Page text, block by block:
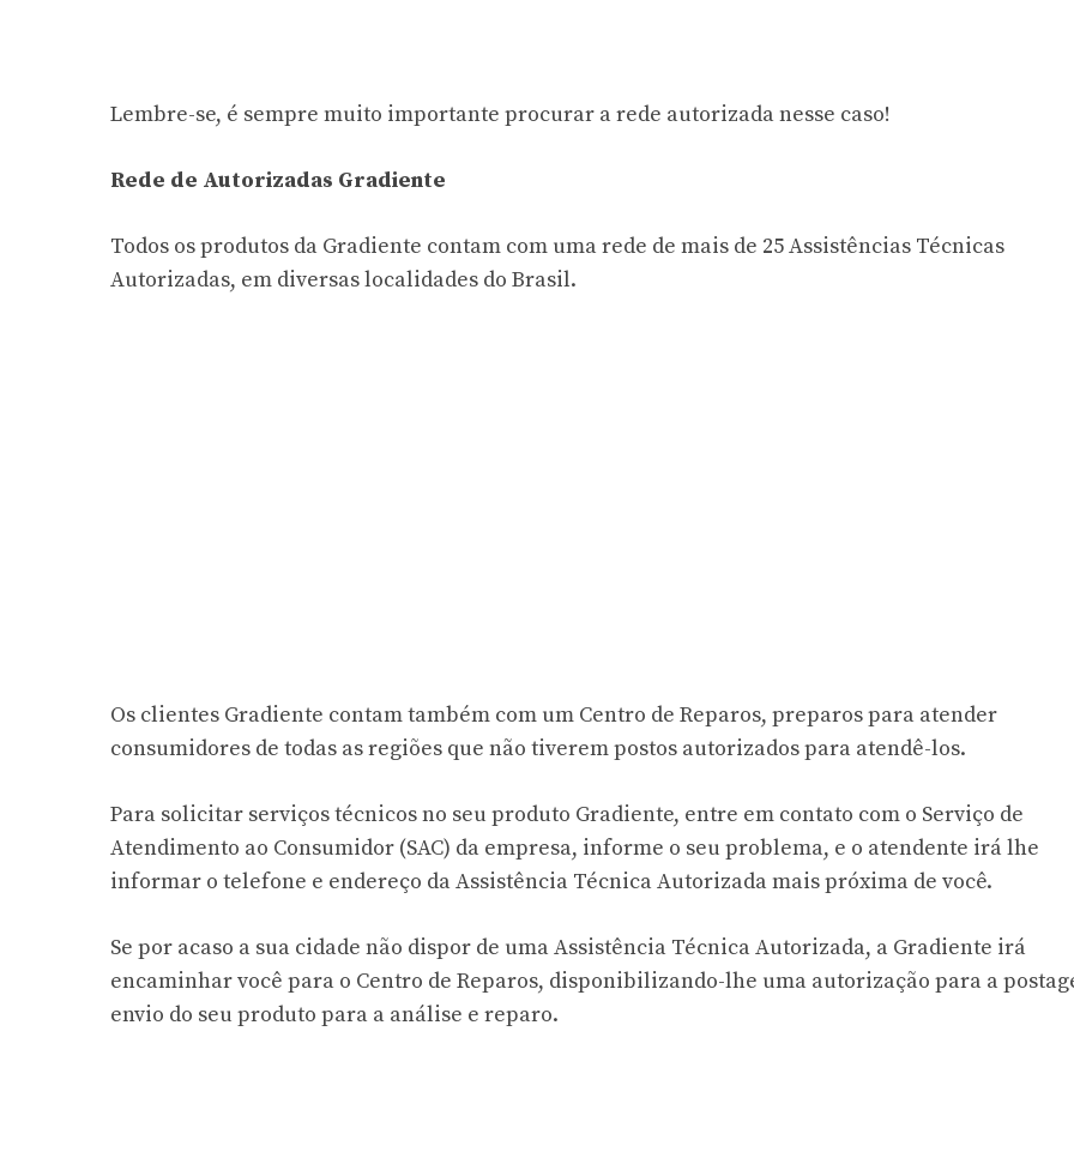
Lembre-se, é sempre muito importante procurar a rede autorizada nesse caso!
Rede de Autorizadas Gradiente
Todos os produtos da Gradiente contam com uma rede de mais de 25 Assistências Técnicas
Autorizadas, em diversas localidades do Brasil.
Os clientes Gradiente contam também com um Centro de Reparos, preparos para atender
consumidores de todas as regiões que não tiverem postos autorizados para atendê-los.
Para solicitar serviços técnicos no seu produto Gradiente, entre em contato com o Serviço de
Atendimento ao Consumidor (SAC) da empresa, informe o seu problema, e o atendente irá lhe
informar o telefone e endereço da Assistência Técnica Autorizada mais próxima de você.
Se por acaso a sua cidade não dispor de uma Assistência Técnica Autorizada, a Gradiente irá
encaminhar você para o Centro de Reparos, disponibilizando-lhe uma autorização para a
envio do seu produto para a análise e reparo.